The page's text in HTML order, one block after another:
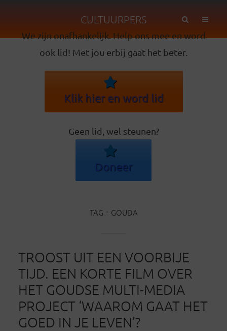
CULTUURPERS
We zijn onafhankelijk. Help ons mee en word
ook lid! Met jou erbij gaat het beter.
Klik hier en word lid
Geen lid, wel steunen?
Doneer
TAG GOUDA
TROOST UIT EEN VOORBIJE
TIJD. EEN KORTE FILM OVER
HET GOUDSE MULTI-MEDIA
PROJECT ‘WAAROM GAAT HET
GOED IN JE LEVEN’?